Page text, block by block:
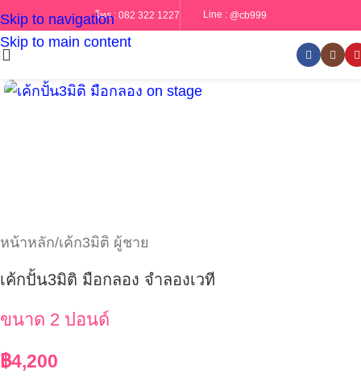
Skip to navigation
Skip to main content
โทร : 082 322 1227 Line : @cb999
หน้าหลัก/เค้ก3มิติ ผู้ชาย
เค้กปั้น3มิติ มือกลอง จำลองเวที
ขนาด 2 ปอนด์
฿4,200